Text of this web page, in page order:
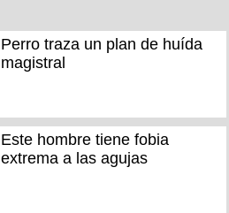
Perro traza un plan de huída
magistral
Este hombre tiene fobia
extrema a las agujas